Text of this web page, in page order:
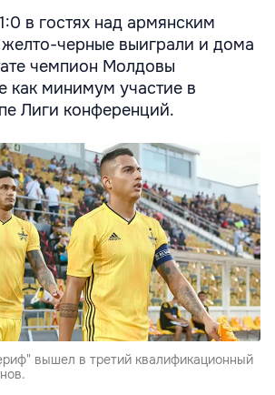
в гостях над армянским
черные выиграли и дома
чемпион Молдовы
как минимум участие в
Лиги конференций.
вышел в третий квалификационный